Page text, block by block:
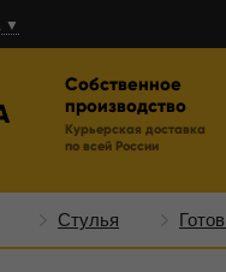
▼
Собственное
производство
Курьерская доставка
по всей России
Стулья